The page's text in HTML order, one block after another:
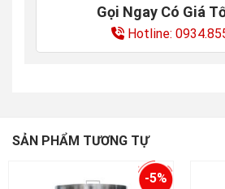
Gọi Ngay Có Giá
Hotline:
SẢN PHẨM TƯƠNG TỰ
-5%